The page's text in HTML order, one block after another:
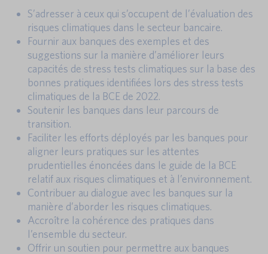
S’adresser à ceux qui s’occupent de l’évaluation des
risques climatiques dans le secteur bancaire.
Fournir aux banques des exemples et des
suggestions sur la manière d’améliorer leurs
capacités de stress tests climatiques sur la base des
bonnes pratiques identifiées lors des stress tests
climatiques de la BCE de 2022.
Soutenir les banques dans leur parcours de
transition.
Faciliter les efforts déployés par les banques pour
aligner leurs pratiques sur les attentes
prudentielles énoncées dans le guide de la BCE
relatif aux risques climatiques et à l’environnement.
Contribuer au dialogue avec les banques sur la
manière d’aborder les risques climatiques.
Accroître la cohérence des pratiques dans
l’ensemble du secteur.
Offrir un soutien pour permettre aux banques